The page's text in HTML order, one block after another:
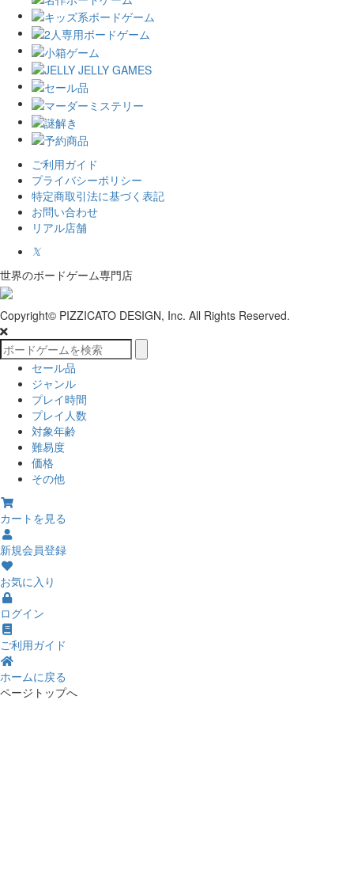
ご利用ガイド
プライバシーポリシー
特定商取引法に基づく表記
お問い合わせ
リアル店舗
𝕏
世界のボードゲーム専門店
Copyright© PIZZICATO DESIGN, Inc. All Rights Reserved.
セール品
ジャンル
プレイ時間
プレイ人数
対象年齢
難易度
価格
その他
カートを見る
新規会員登録
お気に入り
ログイン
ご利用ガイド
ホームに戻る
ページトップへ